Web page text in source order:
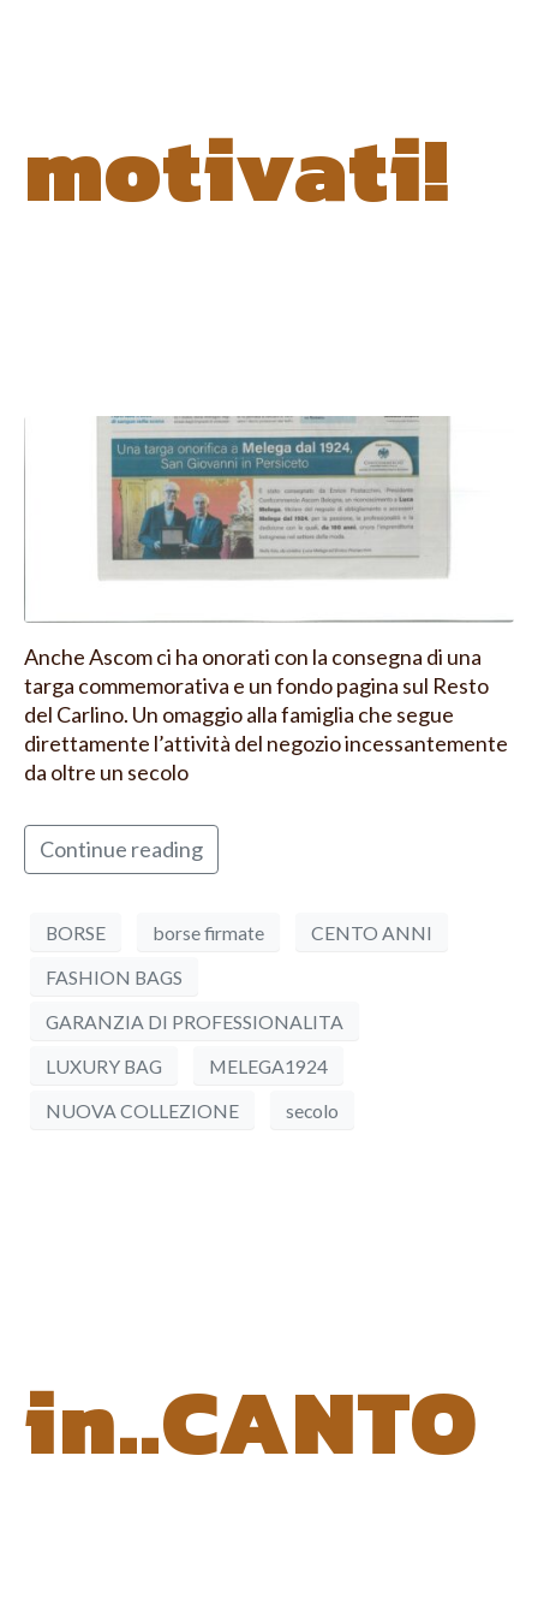
motivati!
Anche Ascom ci ha onorati con la consegna di una
targa commemorativa e un fondo pagina sul Resto
del Carlino. Un omaggio alla famiglia che segue
direttamente l’attività del negozio incessantemente
da oltre un secolo
Continue reading
BORSE borse firmate
CENTO ANNI
FASHION BAGS
GARANZIA DI PROFESSIONALITA
LUXURY BAG
MELEGA1924
NUOVA COLLEZIONE
secolo
in..CANTO